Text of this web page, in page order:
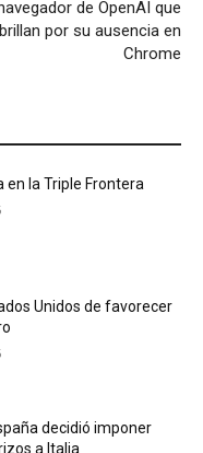
de OpenAI que
brillan por su ausencia en
Chrome
en la Triple Frontera
Unidos de favorecer
decidió imponer
a Italia